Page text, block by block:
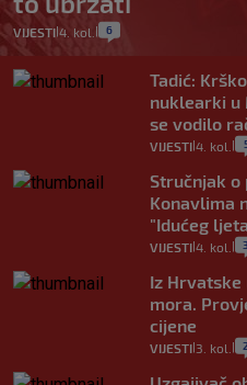
VIJESTI 4. kol. 6
Tadić:
nuklearki u
se vodilo
VIJESTI 4. kol.
Stručnjak o
Konavlima
"Idućeg
VIJESTI 4. kol. 3
Iz Hrvatske
mora.
cijene
VIJESTI 3. kol. 2